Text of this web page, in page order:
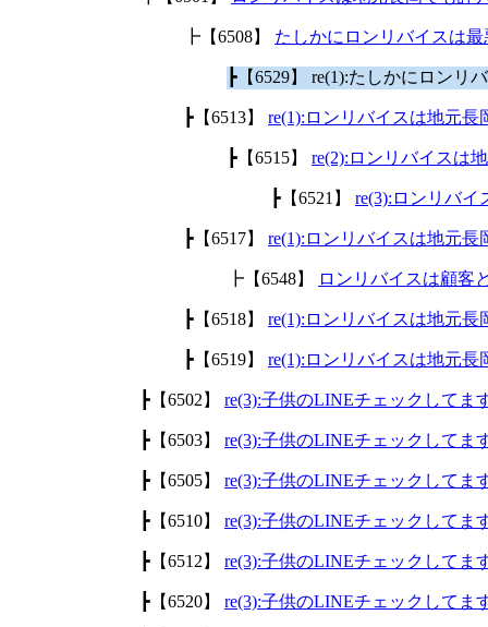
┣【6508】 たしかにロンリバイスは
┣【6529】 re(1):たしかにロンリ
┣【6513】 re(1):ロンリバイスは地元
┣【6515】 re(2):ロンリバイスは
┣【6521】 re(3):ロンリバ
┣【6517】 re(1):ロンリバイスは地元
┣【6548】 ロンリバイスは顧客
┣【6518】 re(1):ロンリバイスは地元
┣【6519】 re(1):ロンリバイスは地元
┣【6502】 re(3):子供のLINEチェックしてま
┣【6503】 re(3):子供のLINEチェックしてま
┣【6505】 re(3):子供のLINEチェックしてま
┣【6510】 re(3):子供のLINEチェックしてま
┣【6512】 re(3):子供のLINEチェックしてま
┣【6520】 re(3):子供のLINEチェックしてま